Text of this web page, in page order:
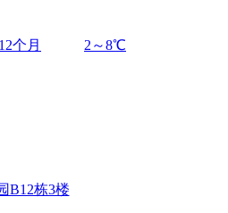
12个月 2～8℃
B12栋3楼